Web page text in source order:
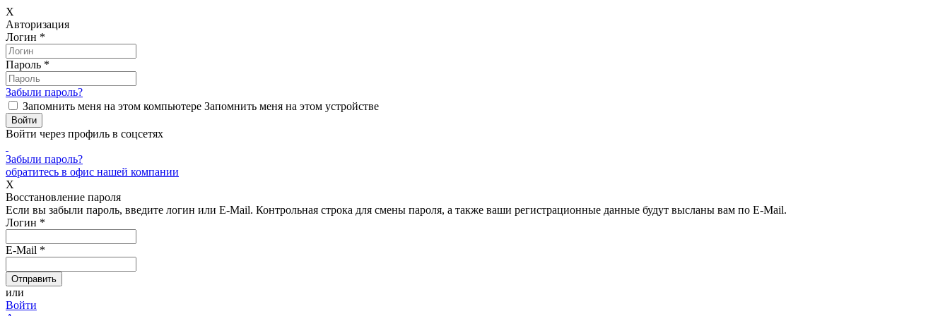
X
Авторизация
Логин *
Пароль *
Забыли пароль?
Запомнить меня на этом компьютере Запомнить меня на этом устройстве
Войти через профиль в соцсетях
Забыли пароль?
обратитесь в офис нашей компании
X
Восстановление пароля
Если вы забыли пароль, введите логин или E-Mail. Контрольная строка для смены пароля, а также ваши регистрационные данные будут высланы вам по E-Mail.
Логин *
E-Mail *
или
Войти